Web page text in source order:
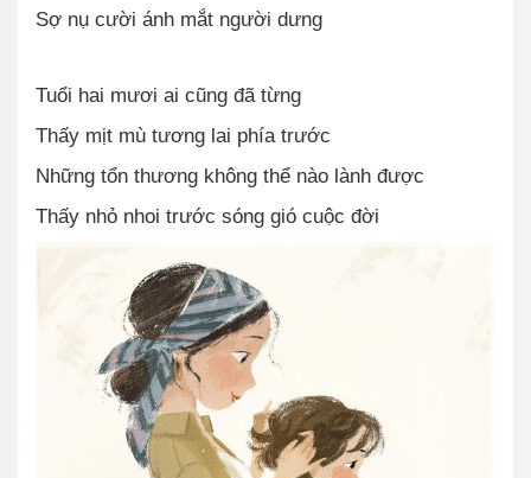
Sợ nụ cười ánh mắt người dưng
Tuổi hai mươi ai cũng đã từng
Thấy mịt mù tương lai phía trước
Những tổn thương không thể nào lành được
Thấy nhỏ nhoi trước sóng gió cuộc đời